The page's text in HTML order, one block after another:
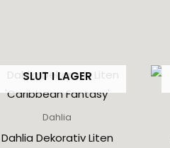
SLUT I LAGER
Dahlia
Dahlia Dekorativ Liten